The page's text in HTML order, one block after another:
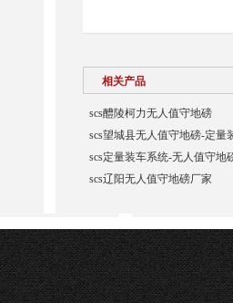
相关产品
scs醴陵柯力无人值守地磅
scs望城县无人值守地磅-定量
scs定量装车系统-无人值守地
scs辽阳无人值守地磅厂家